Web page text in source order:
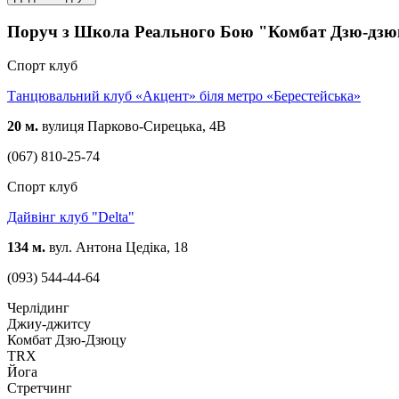
Поруч з Школа Реального Бою "Комбат Дзю-
Спорт клуб
Танцювальний клуб «Акцент» біля метро «Берестейська»
20 м. вулиця Парково-Сирецька, 4В
(067) 810-25-74
Спорт клуб
Дайвінг клуб "Delta"
134 м. вул. Антона Цедіка, 18
(093) 544-44-64
Черлідинг
Джиу-джитсу
Комбат Дзю-Дзюцу
TRX
Йога
Стретчинг